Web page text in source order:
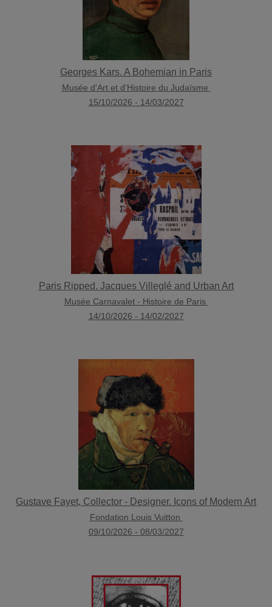
Georges Kars. A Bohemian in Paris
Musée d'Art et d'Histoire du Judaïsme
15/10/2026 - 14/03/2027
Paris Ripped. Jacques Villeglé and Urban Art
Musée Carnavalet - Histoire de Paris
14/10/2026 - 14/02/2027
Gustave Fayet, Collector - Designer. Icons of Modern Art
Fondation Louis Vuitton
09/10/2026 - 08/03/2027